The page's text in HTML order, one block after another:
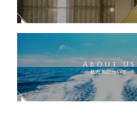
About Us
私たちについて